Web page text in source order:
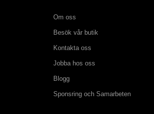
Om oss
Besök vår butik
Kontakta oss
Jobba hos oss
Blogg
Sponsring och Samarbeten